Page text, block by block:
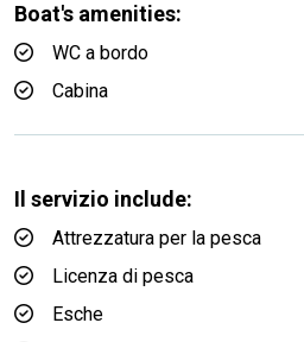
Boat's amenities:
WC a bordo
Cabina
Il servizio include:
Attrezzatura per la pesca
Licenza di pesca
Esche